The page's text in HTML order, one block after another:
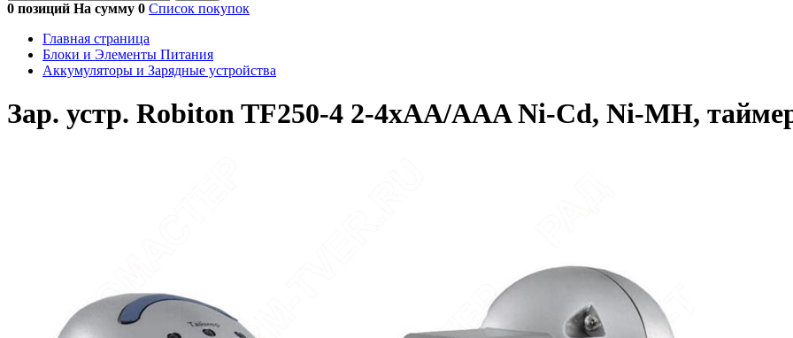
0 позиций На сумму 0 Список покупок
Главная страница
Блоки и Элементы Питания
Аккумуляторы и Зарядные устройства
Зар. устр. Robiton TF250-4 2-4хАА/AAA Ni-Cd, Ni-MH,